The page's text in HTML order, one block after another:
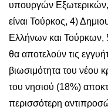
υπουργών
είναι Τούρκος, 4)
Ελλήνων και Τούρκων,
θα αποτελούν τις
βιωσιμότητα του νέου
του νησιού (18%)
περισσότερη